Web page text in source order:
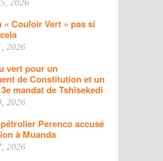
2026
« Couloir Vert » pas si
2026
vert pour un
de Constitution et un
mandat de Tshisekedi
2026
Perenco accusé
à Muanda
2026